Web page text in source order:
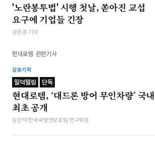
'노란봉투법' 시행 첫날, 쏟아진 교섭
요구에 기업들 긴장
강은경 기자
현대로템 관련기사
심층기획
밀덕텔링 단독
현대로템, ‘대드론 방어 무인차량’ 국내
최초 공개
김민석 한국국방안보포럼 연구위원